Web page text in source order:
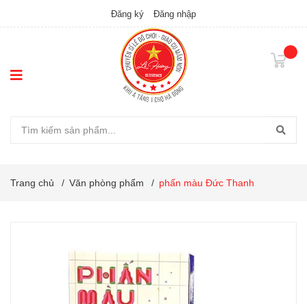
Đăng ký Đăng nhập
Trang chủ / Văn phòng phẩm / phấn màu Đức Thanh